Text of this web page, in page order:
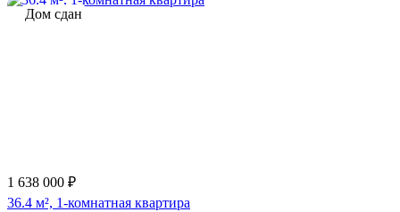
Дом сдан
1 638 000 ₽
36.4 м², 1-комнатная квартира